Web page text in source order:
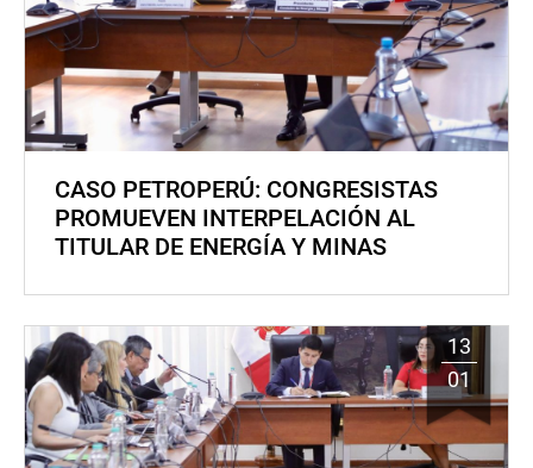
CASO PETROPERÚ: CONGRESISTAS
PROMUEVEN INTERPELACIÓN AL
TITULAR DE ENERGÍA Y MINAS
13
01